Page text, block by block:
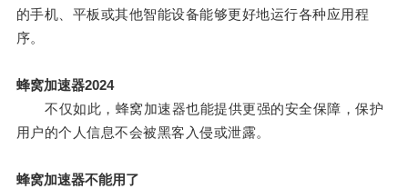
的手机、平板或其他智能设备能够更好地运行各种应用程
序。
蜂窝加速器2024
不仅如此，蜂窝加速器也能提供更强的安全保障，保护
用户的个人信息不会被黑客入侵或泄露。
蜂窝加速器不能用了